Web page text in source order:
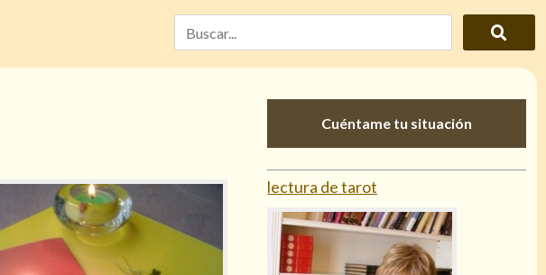
Cuéntame tu situación
lectura de tarot